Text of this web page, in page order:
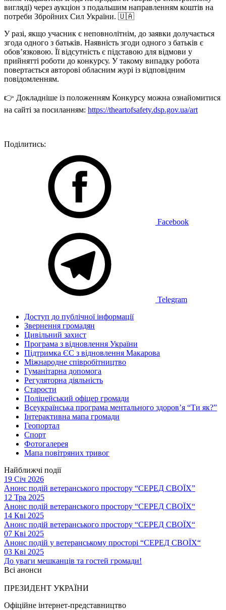
вигляді) через аукціон з подальшим направленням коштів на
потреби Збройних Сил України. 🇺🇦
У разі, якщо учасник є неповнолітнім, до заявки долучається
згода одного з батьків. Наявність згоди одного з батьків є
обов’язковою. Її відсутність є підставою для відмови у
прийнятті роботи до конкурсу. У такому випадку робота
повертається авторові обласним журі із відповідним
повідомленням.
👉 Докладніше із положенням Конкурсу можна ознайомитися
на сайті за посиланням: https://theartofsafety.dsp.gov.ua/art
Поділитись:
Facebook
Telegram
Доступ до публічної інформації
Звернення громадян
Цивільний захист
Програма з відновлення України
Підтримка ЄС з відновлення Макарова
Міжнародне співробітництво
Гуманітарна допомога
Регуляторна діяльність
Старости
Поліцейський офіцер громади
Всеукраїнська програма ментального здоров’я “Ти як?”
Інтерактивна мапа громади
Геопортал
Спорт
Фотогалерея
Мапа повітряних тривог
Найближчі події
19 Січ 2026
Анонс подій ветеранського простору “СЕРЕД СВОЇХ”
12 Тра 2025
Анонс подій ветеранського простору “СЕРЕД СВОЇХ“
14 Кві 2025
Анонс подій ветеранського простору “СЕРЕД СВОЇХ“
07 Кві 2025
Анонс подій у ветеранському просторі “СЕРЕД СВОЇХ“
03 Кві 2025
До уваги мешканців та гостей громади!
Всі анонси
ПРЕЗИДЕНТ УКРАЇНИ
Офіційне інтернет-представництво